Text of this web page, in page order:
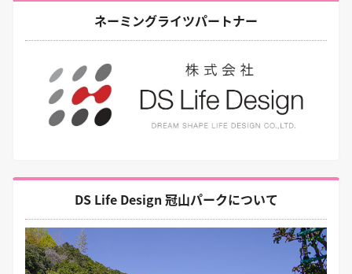
ネーミングライツパートナー
DS Life Design 冠山パークについて